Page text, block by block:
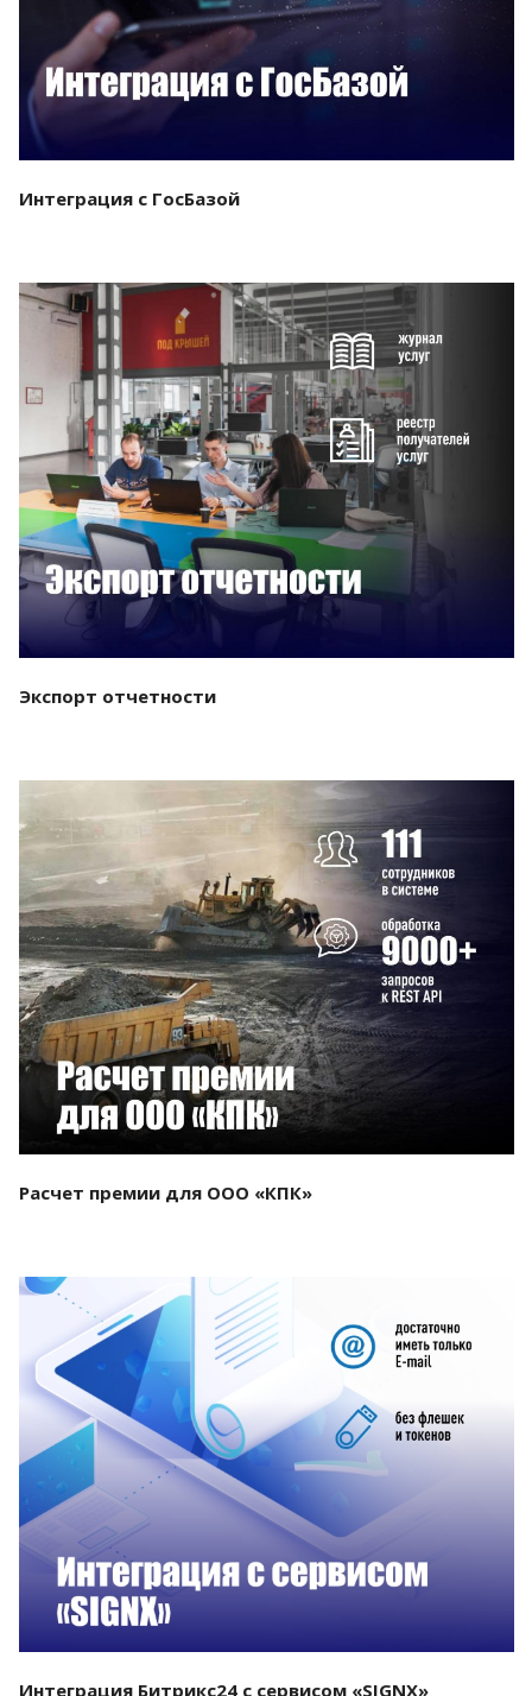
Интеграция с ГосБазой
Смотреть проект
Экспорт отчетности
Смотреть проект
Расчет премии для ООО «КПК»
Смотреть проект
Интеграция Битрикс24 с сервисом «SIGNX»